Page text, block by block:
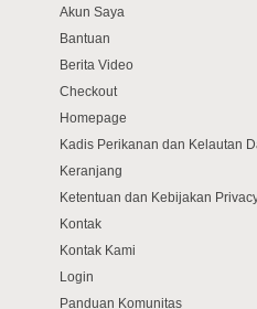
Akun Saya
Bantuan
Berita Video
Checkout
Homepage
Kadis Perikanan dan Kelautan
Keranjang
Ketentuan dan Kebijakan
Kontak
Kontak Kami
Login
Panduan Komunitas